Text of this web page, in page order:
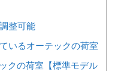
整可能
いるオーテックの荷室
クの荷室【標準モデル